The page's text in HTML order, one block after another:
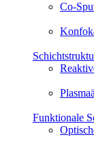
Co-
Funktionale